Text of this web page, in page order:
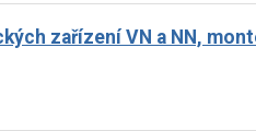
zařízení VN a NN,